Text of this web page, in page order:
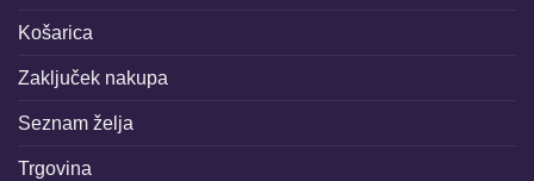
Košarica
Zaključek nakupa
Seznam želja
Trgovina